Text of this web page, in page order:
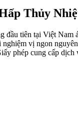
Thủy
đầu tiên tại Việt
vị ngon
phép cung cấp